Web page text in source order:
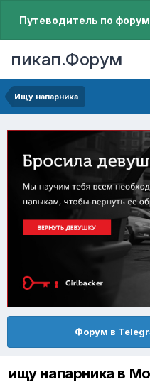
Путеводитель по
пикап.Форум
Ищу напарника
Форум в
ищу напарника в